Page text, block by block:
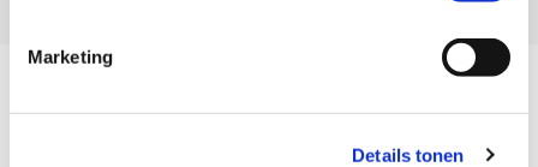
Marketing
Details tonen
Verzekering Afsluiten?